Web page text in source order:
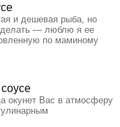
и дешевая рыба, но
— люблю я ее
по маминому
окунет Вас в атмосферу